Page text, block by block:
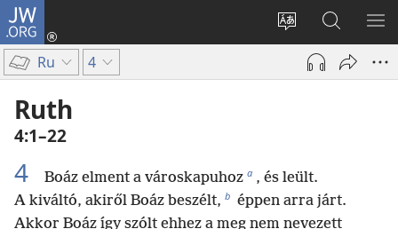
JW.ORG
Oldal
nyelvének
megváltoztatása
Bejelentkezés
(opens
window)
Keresés
a jw.org
honlapon
Ru 4
Ruth
4:1–22
4 Boáz elment a városkapuhoz a , és leült.
A kiváltó, akiről Boáz beszélt, b éppen arra járt.
Akkor Boáz így szólt ehhez a meg nem nevezett